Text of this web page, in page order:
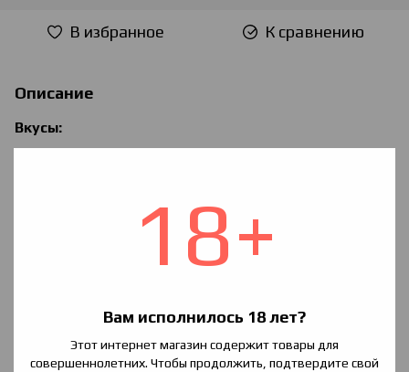
18+
Вам исполнилось 18 лет?
Этот интернет магазин содержит товары для
совершеннолетних. Чтобы продолжить, подтвердите свой
В избранное К сравнению
Описание
Вкусы:
Royal — Пряный табак с сочным персиком.
Cuba — Вкус кубинского табака, дополненный нотой
Columb — Этот необычный кисло-сладкий вкус с табачным